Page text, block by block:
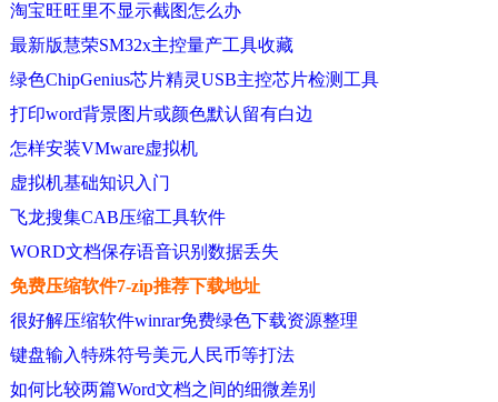
淘宝旺旺里不显示截图怎么办
最新版慧荣SM32x主控量产工具收藏
绿色ChipGenius芯片精灵USB主控芯片检测工具
打印word背景图片或颜色默认留有白边
怎样安装VMware虚拟机
虚拟机基础知识入门
飞龙搜集CAB压缩工具软件
WORD文档保存语音识别数据丢失
免费压缩软件7-zip推荐下载地址
很好解压缩软件winrar免费绿色下载资源整理
键盘输入特殊符号美元人民币等打法
如何比较两篇Word文档之间的细微差别